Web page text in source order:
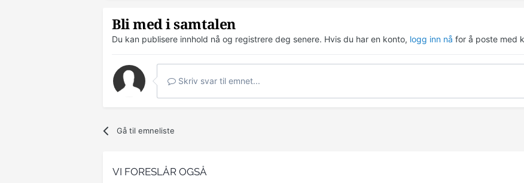
Bli med i samtalen
Du kan publisere innhold nå og registrere deg senere. Hvis du har en konto, logg inn nå for å poste med
Skriv svar til emnet...
Gå til emneliste
VI FORESLÅR OGSÅ